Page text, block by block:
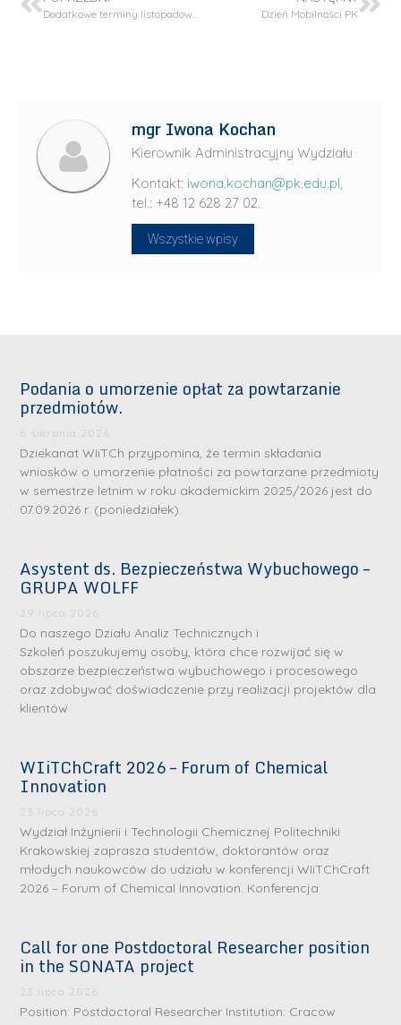
Dodatkowe terminy listopadowego egzaminu dyplomowego Dzień Mobilności PK
mgr Iwona Kochan
Kierownik Administracyjny Wydziału
Kontakt: iwona.kochan@pk.edu.pl,
tel.: +48 12 628 27 02.
Wszystkie wpisy
Podania o umorzenie opłat za powtarzanie
przedmiotów.
6 sierpnia 2026
Dziekanat WIiTCh przypomina, że termin składania
wniosków o umorzenie płatności za powtarzane przedmioty
w semestrze letnim w roku akademickim 2025/2026 jest do
07.09.2026 r. (poniedziałek).
Asystent ds. Bezpieczeństwa Wybuchowego –
GRUPA WOLFF
29 lipca 2026
Do naszego Działu Analiz Technicznych i
Szkoleń poszukujemy osoby, która chce rozwijać się w
obszarze bezpieczeństwa wybuchowego i procesowego
oraz zdobywać doświadczenie przy realizacji projektów dla
klientów
WIiTChCraft 2026 – Forum of Chemical
Innovation
23 lipca 2026
Wydział Inżynierii i Technologii Chemicznej Politechniki
Krakowskiej zaprasza studentów, doktorantów oraz
młodych naukowców do udziału w konferencji WIiTChCraft
2026 – Forum of Chemical Innovation. Konferencja
Call for one Postdoctoral Researcher position
in the SONATA project
23 lipca 2026
Position: Postdoctoral Researcher Institution: Cracow